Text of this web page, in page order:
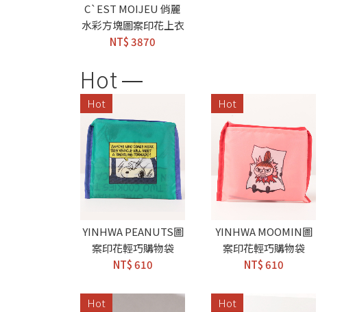
C`EST MOIJEU 俏麗
水彩方塊圖案印花上衣
NT$ 3870
Hot
Hot
YINHWA PEANUTS圖
案印花輕巧購物袋
NT$ 610
Hot
YINHWA MOOMIN圖
案印花輕巧購物袋
NT$ 610
Hot Hot